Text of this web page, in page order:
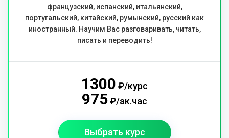
французский, испанский, итальянский,
португальский, китайский, румынский, русский как
иностранный. Научим Вас разговаривать, читать,
писать и переводить!
1300 ₽/курс
975₽/ак.час
Выбрать курс